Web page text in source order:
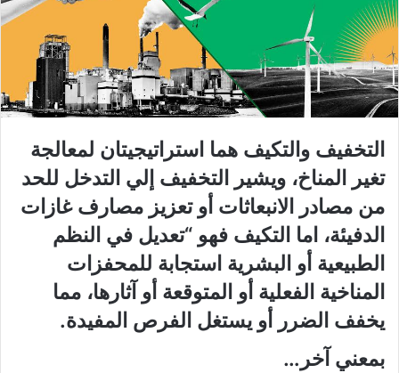
ي
د
ا
إ
ك
ت
ر
و
ن
ا
التخفيف والتكيف هما استراتيجيتان لمعالجة
تغير المناخ، ويشير التخفيف إلي التدخل للحد
من مصادر الانبعاثات أو تعزيز مصارف غازات
الدفيئة، اما التكيف فهو “تعديل في النظم
الطبيعية أو البشرية استجابة للمحفزات
المناخية الفعلية أو المتوقعة أو آثارها، مما
يخفف الضرر أو يستغل الفرص المفيدة.
بمعني آخر…